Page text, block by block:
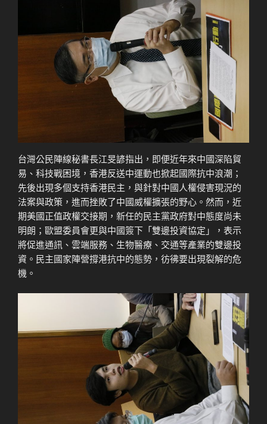
台灣公民陣線秘書長江旻諺指出，即便近年來中國深陷貿
易、科技戰困境，香港反送中運動也掀起國際抗中浪潮；
先後出現多個支持香港民主，與針對中國人權侵害現況的
法案與政策，進而挫敗了中國威權擴張的野心。然而，近
期美國正值政權交接期，新任的民主黨政府對中態度尚未
明朗；歐盟委員會更與中國簽下「雙邊投資協定」，表示
將促進通訊、雲端服務、生物醫療、交通等產業的雙邊投
資。民主國家陣營撐港抗中的態勢，彷彿要出現裂解的危
機。